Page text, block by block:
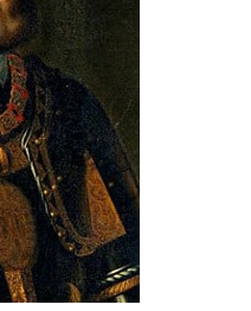
1546 et 1554.
à une santé
de ses
et en 1556.
trop d’audace
quand il
Charles
malgré les
causaient des
sanglantes.